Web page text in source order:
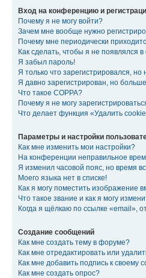
Вход на конференцию и
Почему я не могу войти?
Зачем мне вообще нужно
Почему мне периодически
Как сделать, чтобы я не появлялся
Я забыл пароль!
Я только что зарегистрировался, но
Я давно зарегистрирован, но
Что такое COPPA?
Почему я не могу
Что делает функция «Удалить
Параметры и настройки
Как мне изменить мои настройки?
На конференции неправильное
Я изменил часовой пояс, но время
Моего языка нет в списке!
Как я могу поместить изображение
Что такое звание и как я могу
Когда я щёлкаю по ссылке «email»,
Создание сообщений
Как мне создать тему в форуме?
Как мне отредактировать или
Как мне добавить подпись к своему
Как мне создать опрос?